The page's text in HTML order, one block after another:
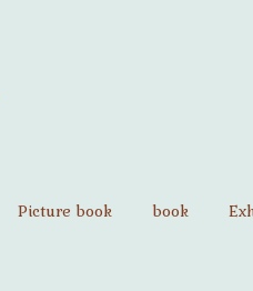
Picture book book